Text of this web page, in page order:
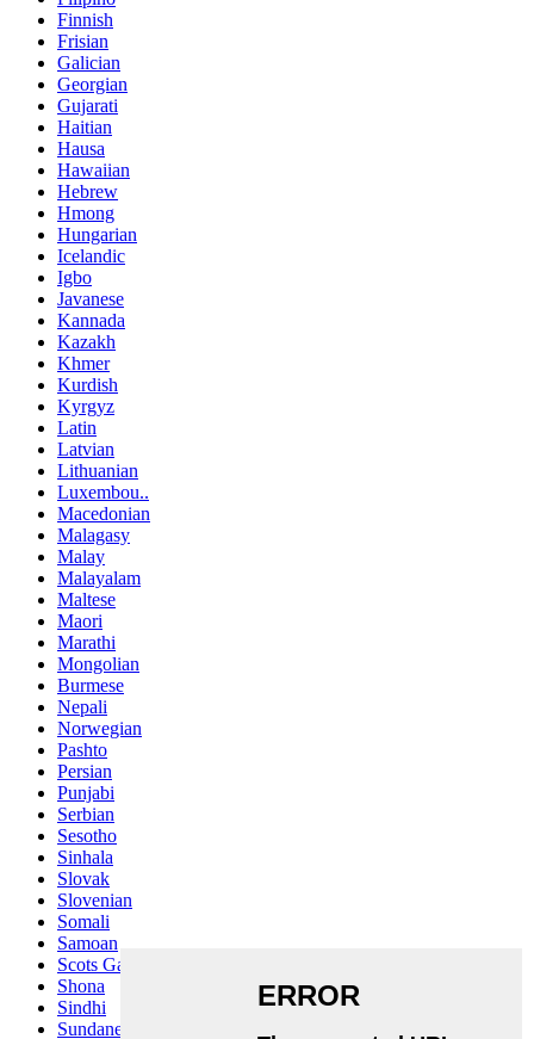
Finnish
Frisian
Galician
Georgian
Gujarati
Haitian
Hausa
Hawaiian
Hebrew
Hmong
Hungarian
Icelandic
Igbo
Javanese
Kannada
Kazakh
Khmer
Kurdish
Kyrgyz
Latin
Latvian
Lithuanian
Luxembou..
Macedonian
Malagasy
Malay
Malayalam
Maltese
Maori
Marathi
Mongolian
Burmese
Nepali
Norwegian
Pashto
Persian
Punjabi
Serbian
Sesotho
Sinhala
Slovak
Slovenian
Somali
Samoan
Scots Gaelic
Shona
Sindhi
Sundanese